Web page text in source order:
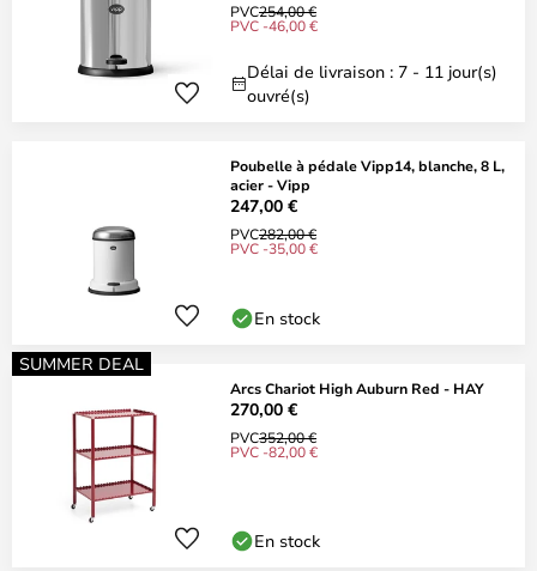
PVC254,00 €
PVC -46,00 €
Délai de livraison : 7 - 11 jour(s)
ouvré(s)
Poubelle à pédale Vipp14, blanche, 8 L,
acier - Vipp
247,00 €
PVC282,00 €
PVC -35,00 €
En stock
SUMMER DEAL
Arcs Chariot High Auburn Red - HAY
270,00 €
PVC352,00 €
PVC -82,00 €
En stock